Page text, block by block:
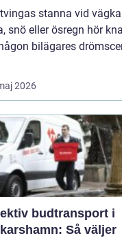
stanna vid
snö eller ösregn hör
bilägares
2026
budtransport i
Så väljer